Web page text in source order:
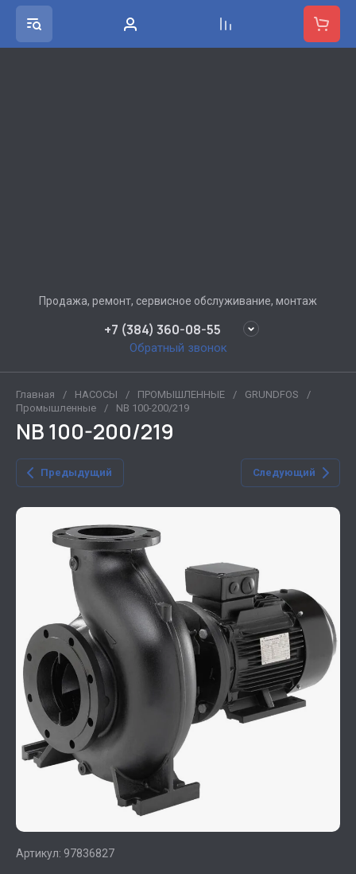
Продажа, ремонт, сервисное обслуживание, монтаж
+7 (384) 360-08-55
Обратный звонок
Главная / НАСОСЫ / ПРОМЫШЛЕННЫЕ / GRUNDFOS
/
Промышленные
/ NB 100-200/219
NB 100-200/219
Предыдущий Следующий
Артикул: 97836827